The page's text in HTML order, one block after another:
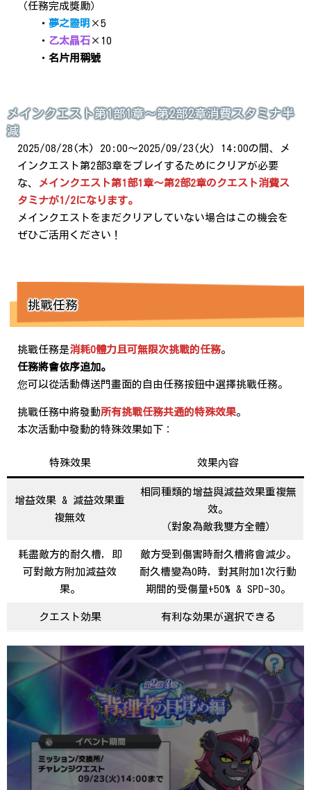
（任務完成獎勵）
・ 夢之證明 ×5
・ 乙太晶石 ×10
・ 名片用稱號
メインクエスト第1部1章～第2部2章消費スタミナ半
減
2025/08/28(木) 20:00～2025/09/23(火) 14:00の間、メ
インクエスト第2部3章をプレイするためにクリアが必要
な、
メインクエスト第1部1章～第2部2章のクエスト消費ス
タミナが1/2になります。
メインクエストをまだクリアしていない場合はこの機会を
ぜひご活用ください！
挑戰任務
挑戰任務是消耗0體力且可無限次挑戰的任務。
任務將會依序追加。
您可以從活動傳送門畫面的自由任務按鈕中選擇挑戰任務。
挑戰任務中將發動所有挑戰任務共通的特殊效果。
本次活動中發動的特殊效果如下：
特殊效果 效果內容
增益效果 & 減益效果重
複無效
相同種類的增益與減益效果重複無
效。
（對象為敵我雙方全體）
耗盡敵方的耐久槽，即
可對敵方附加減益效
果。
敵方受到傷害時耐久槽將會減少。
耐久槽變為0時，對其附加1次行動
期間的受傷量+50% & SPD-30。
クエスト効果 有利な効果が選択できる